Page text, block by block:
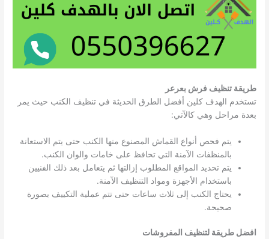
طريقة تنظيف فرش بعرعر
تستخدم الهدف كلين أفضل الطرق الحديثة في تنظيف الكنب حيث يمر
بعدة مراحل وهي كالآتي:
يتم فحص أنواع القماش المصنوع منها الكنب حتى يتم الاستعانة
بالمنظفات الآمنة التي تحافظ على خامات والوان الكنب.
يتم تحديد المواقع المطلوب إزالتها ثم يتعامل بعد ذلك الفنيين
باستخدام الأجهزة ومواد التنظيف الآمنة.
يحتاج الكنب إلى ثلاث ساعات حتى تتم عملية التكييف بصورة
صحيحة.
افضل طريقة لتنظيف المفروشات